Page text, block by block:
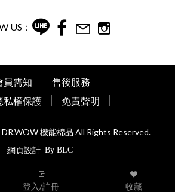
登入/註冊 收藏
US：
員需知
售後服務
私權保護 免責聲明
機能棉品 All Rights Reserved.
網頁設計